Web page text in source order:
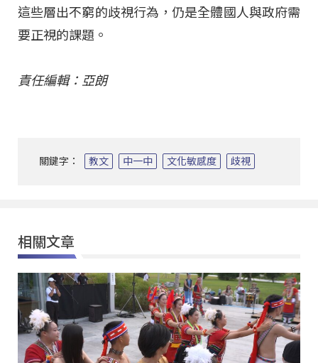
這些層出不窮的歧視行為，仍是全體國人與政府需
要正視的課題。
責任編輯：亞朗
關鍵字： 教文 中一中 文化敏感度 歧視
相關文章